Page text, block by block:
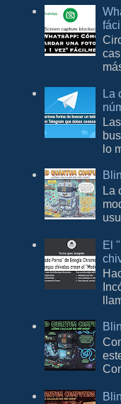
La
lo
La
El